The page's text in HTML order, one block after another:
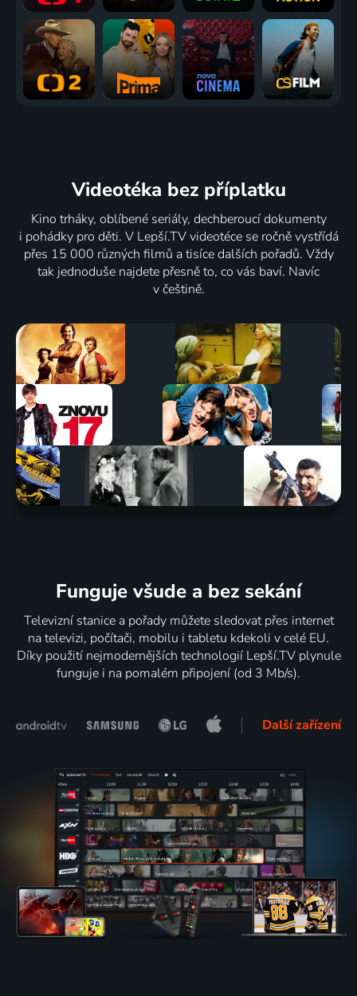
Videotéka bez příplatku
Kino trháky, oblíbené seriály, dechberoucí dokumenty
i pohádky pro děti. V Lepší.TV videotéce se ročně vystřídá
přes 15 000 různých filmů a tisíce dalších pořadů. Vždy
tak jednoduše najdete přesně to, co vás baví. Navíc
v češtině.
Funguje všude a bez sekání
Televizní stanice a pořady můžete sledovat přes internet
na televizi, počítači, mobilu i tabletu kdekoli v celé EU.
Díky použití nejmodernějších technologií Lepší.TV plynule
funguje i na pomalém připojení (od 3 Mb/s).
Další zařízení